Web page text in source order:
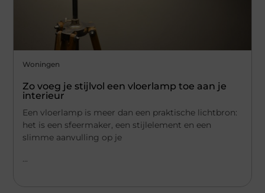
Woningen
Zo voeg je stijlvol een vloerlamp toe aan je
interieur
Een vloerlamp is meer dan een praktische lichtbron:
het is een sfeermaker, een stijlelement en een
slimme aanvulling op je
...